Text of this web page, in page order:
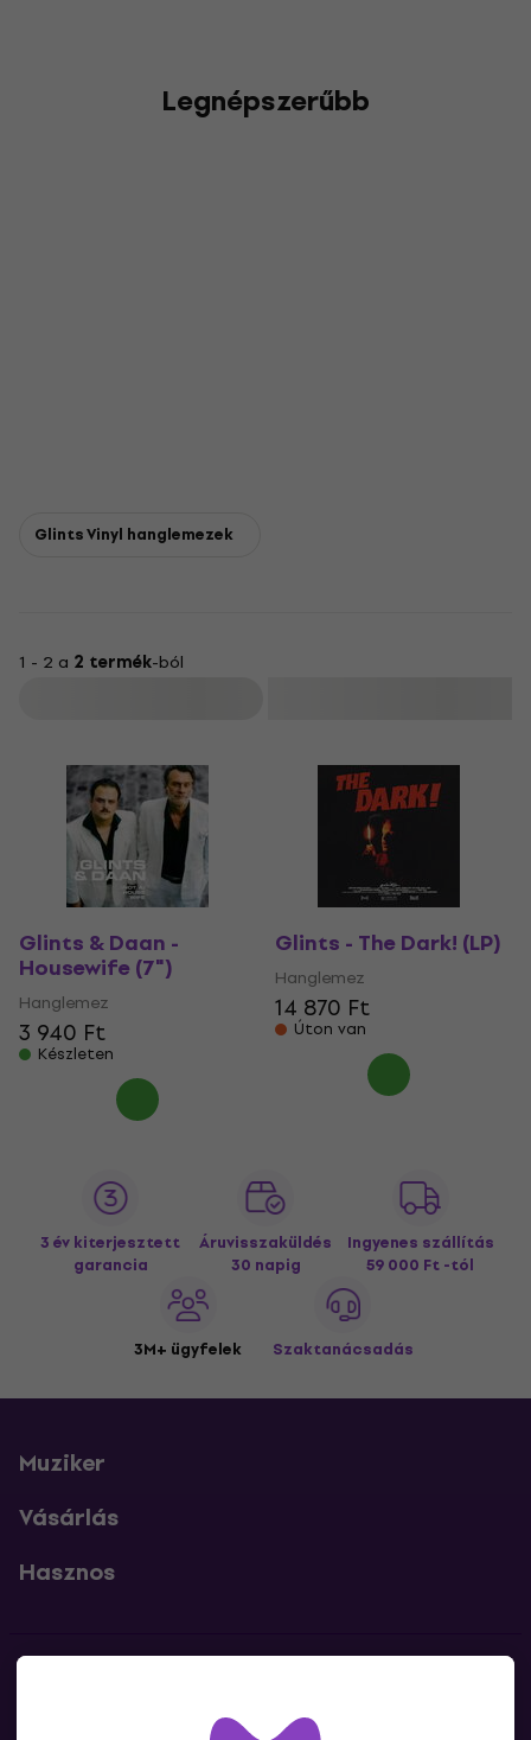
Legnépszerűbb
Glints Vinyl hanglemezek
1 - 2 a 2 termék-ból
Glints & Daan -
Housewife (7")
Hanglemez
3 940 Ft
Készleten
Glints - The Dark! (LP)
Hanglemez
14 870 Ft
Úton van
3 év kiterjesztett
garancia
Áruvisszaküldés
30 napig
Ingyenes szállítás
59 000 Ft -tól
3M+ ügyfelek Szaktanácsadás
Muziker
Vásárlás
Hasznos